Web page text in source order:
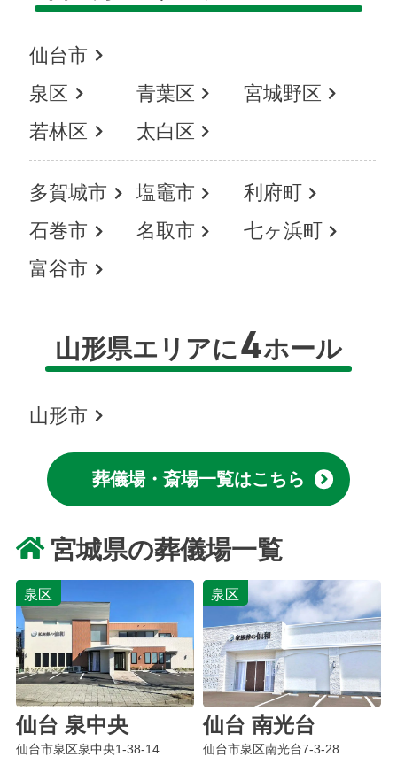
仙台市
泉区
青葉区
宮城野区
若林区
太白区
多賀城市 塩竈市
利府町
石巻市
名取市
七ヶ浜町
富谷市
山形県エリアに4ホール
山形市
葬儀場・斎場一覧はこちら
宮城県の葬儀場一覧
泉区
仙台 泉中央
仙台市泉区泉中央1-38-14
泉区
仙台 南光台
仙台市泉区南光台7-3-28